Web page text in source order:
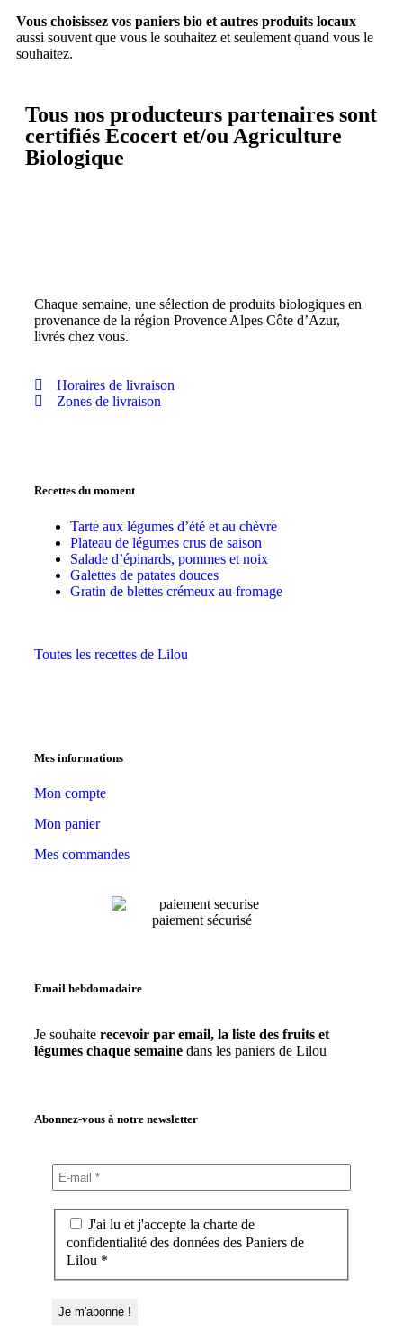
Vous choisissez vos paniers bio et autres produits locaux
aussi souvent que vous le souhaitez et seulement quand vous le
souhaitez.
Tous nos producteurs partenaires sont
certifiés Ecocert et/ou Agriculture
Biologique
Chaque semaine, une sélection de produits biologiques en
provenance de la région Provence Alpes Côte d’Azur,
livrés chez vous.
Horaires de livraison
Zones de livraison
Recettes du moment
Tarte aux légumes d’été et au chèvre
Plateau de légumes crus de saison
Salade d’épinards, pommes et noix
Galettes de patates douces
Gratin de blettes crémeux au fromage
Toutes les recettes de Lilou
Mes informations
Mon compte
Mon panier
Mes commandes
paiement sécurisé
Email hebdomadaire
Je souhaite recevoir par email, la liste des fruits et
légumes chaque semaine dans les paniers de Lilou
Abonnez-vous à notre newsletter
J'ai lu et j'accepte la charte de
confidentialité des données des Paniers de
Lilou *